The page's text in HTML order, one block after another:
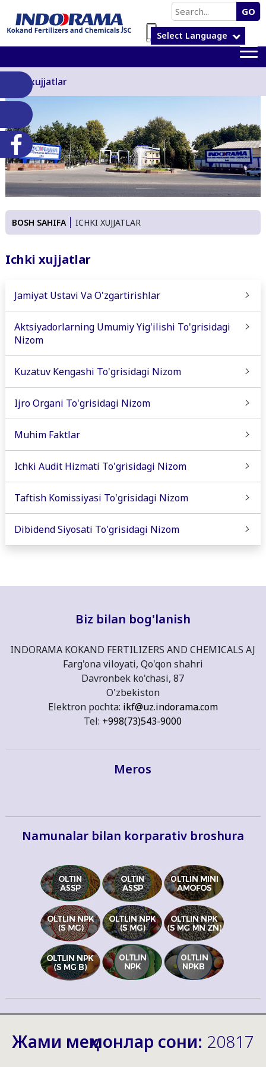
GO
Select Language
Ichki xujjatlar
BOSH SAHIFA ICHKI XUJJATLAR
Ichki xujjatlar
Jamiyat Ustavi Va O'zgartirishlar
Aktsiyadorlarning Umumiy Yig'ilishi To'grisidagi
Nizom
Kuzatuv Kengashi To'grisidagi Nizom
Ijro Organi To'grisidagi Nizom
Muhim Faktlar
Ichki Audit Hizmati To'grisidagi Nizom
Taftish Komissiyasi To'grisidagi Nizom
Dibidend Siyosati To'grisidagi Nizom
Biz bilan bog'lanish
INDORAMA KOKAND FERTILIZERS AND CHEMICALS AJ
Farg'ona viloyati, Qo'qon shahri
Davronbek ko'chasi, 87
O'zbekiston
Elektron pochta: ikf@uz.indorama.com
Tel: +998(73)543-9000
Meros
Namunalar bilan korparativ broshura
Жами меҳмонлар сони: 20817